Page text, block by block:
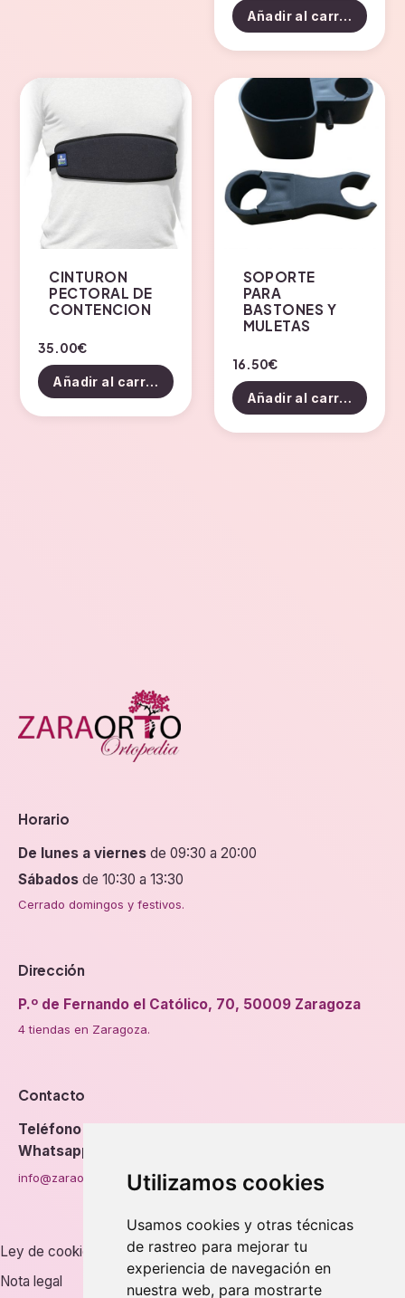
Utilizamos cookies
Usamos cookies y otras técnicas
de rastreo para mejorar tu
experiencia de navegación en
nuestra web, para mostrarte
Añadir al carrito
CINTURON
PECTORAL DE
CONTENCION
35.00€
Añadir al carrito
SOPORTE
PARA
BASTONES Y
MULETAS
16.50€
Añadir al carrito
Horario
De lunes a viernes de 09:30 a 20:00
Sábados de 10:30 a 13:30
Cerrado domingos y festivos.
Dirección
P.º de Fernando el Católico, 70, 50009 Zaragoza
4 tiendas en Zaragoza.
Contacto
Teléfono 976 56 89 94
Whatsapp
info@zaraorto.com
Ley de cookies
Nota legal